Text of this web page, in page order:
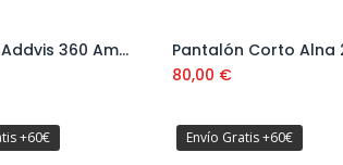
al carrito
Chaleco Addvis 360 Amarillo Fosforito Talla M Ref.79218
Añadir al carrito
80,00 €
+60€ Envío Gratis +60€